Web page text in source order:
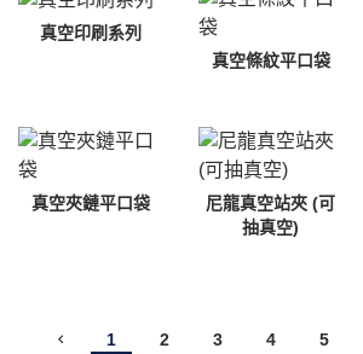
真空印刷系列
真空條紋平口袋
真空夾鏈平口袋
尼龍真空站夾 (可
抽真空)
1 2 3 4 5